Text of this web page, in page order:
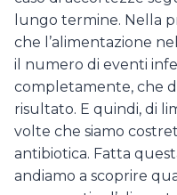
lungo termine. Nella
che l’alimentazione
il numero di eventi
completamente, che
risultato. E quindi, di
volte che siamo
antibiotica. Fatta
andiamo a scoprire